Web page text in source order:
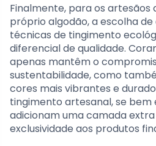
Finalmente, para os artesãos
próprio algodão, a escolha
técnicas de tingimento
diferencial de qualidade.
apenas mantêm o
sustentabilidade, como
cores mais vibrantes e
tingimento artesanal, se bem
adicionam uma camada
exclusividade aos produtos